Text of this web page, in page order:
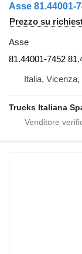
Asse 81.44001-
Prezzo su
Asse
81.44001-7452
Italia, Vicenza,
Trucks Italiana